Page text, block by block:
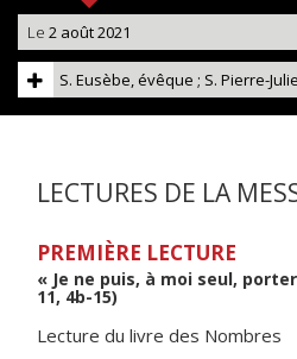
Le 2 août 2021
S. Eusèbe, évêque ; S. Pierre-
LECTURES DE LA
PREMIÈRE LECTURE
« Je ne puis, à moi seul,
11, 4b-15)
Lecture du livre des Nombres